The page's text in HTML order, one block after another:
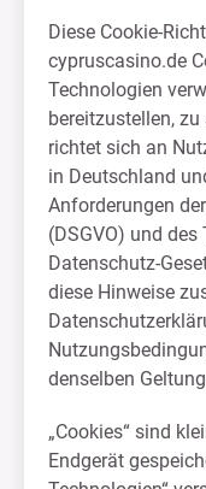
Diese Cookie-
cypruscasino.de
Technologien
bereitzustellen,
richtet sich an
in Deutschland
Anforderungen
(DSGVO) und
Datenschutz-
diese Hinweise
denselben
„Cookies“ sind
Endgerät